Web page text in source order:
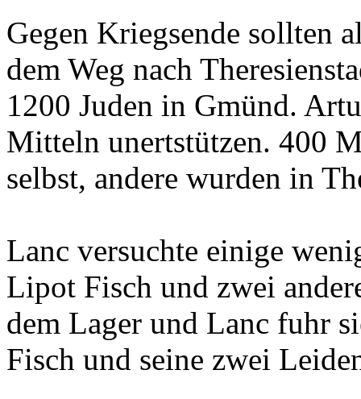
Gegen Kriegsende sollten
dem Weg nach
1200 Juden in Gmünd.
Mitteln unertstützen. 400
selbst, andere wurden in
Lanc versuchte einige
Lipot Fisch und zwei
dem Lager und Lanc fuhr
Fisch und seine zwei